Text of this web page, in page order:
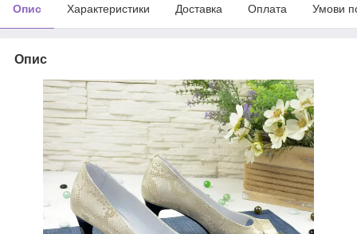
Опис Характеристики Доставка Оплата Умови
Опис